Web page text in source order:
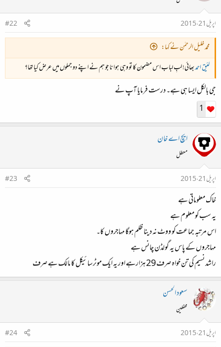
اپریل 21، 2015
#22
محمد خلیل الرحمٰن نے کہا:
لئیق احمدبھائی! لبِ لباب اس مضمون کا تو وہی ہوا نا جو ہم نے اپنے دو جملوں میں عرض کیا تھا؟
جی بالکل ایسا ہی ہے۔ درست فرمایا آپ نے
1
ایچ اے خان
معطل
اپریل 21، 2015
#23
خاک معلوماتی ہے
یہ سب کو معلوم ہے
اس مرتبہ جماعت کو ووٹ نہ دینا ظلم ہوگا مہاجروں کا۔
مہاجروں کے پاس یہ گولڈن چانس ہے
راشد نسیم کی تن خواہ صرف 29 ہزارہے اور یہ ایک موٹرسائیکل کا مالک ہے صرف
سعود الحسن
محفلین
اپریل 21، 2015
#24